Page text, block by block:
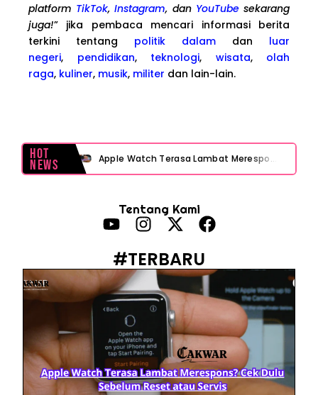
platform TikTok,Instagram, dan YouTubesekarang
juga!” jika pembaca mencari informasi berita
terkini tentang politik dalam dan luar
negeri, pendidikan, teknologi, wisata, olah
raga, kuliner, musik, militer dan lain-lain.
Hot
News Apple Watch Terasa Lambat Merespons? Cek Dulu Sebelum Reset atau Servis
Prabowo Sebut ‘Londo Ireng’, Ray Rangkuti Desak DPR Bersikap, Ini Ulasan Politiknya
Febrie Adriansyah Ditahan, Mengapa Tanpa Rompi Pink? Ini Penjelasan dan Faktanya
Tentang Kami
#TERBARU